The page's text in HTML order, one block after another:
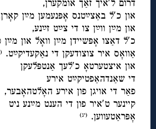
דרום ל′איך זאַך אומקערן,
און כ′ל באַצײַטנס אָפּנעמען מײַן
און מײַן ווײַן צו די צײַט זײַנע,
כ′ל דאַצו אָפּשיידן מײַן וואָל און
אַוואָס איר צוצודעקן די נאַקעדיקײַט.
און איצטערטאָ כ′לעך אַנטפּלעקן
די שאַנדהאַפטיקײַט אירע
פאַר די אויגן פון אירע האָלטהאָבער,
קיינער ט′איר פון די הענט מײַנע ניט
אָפּראַטעווען.(יג)